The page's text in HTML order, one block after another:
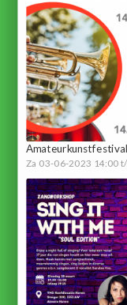
Za 03-06-2023 14:00